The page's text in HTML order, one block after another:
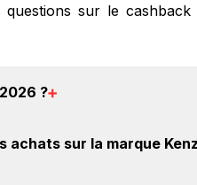
sur le
?
achats sur la marque